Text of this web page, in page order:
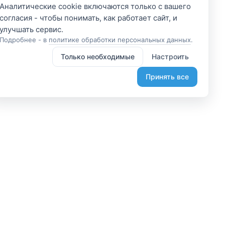
Аналитические cookie включаются только с вашего
согласия - чтобы понимать, как работает сайт, и
Подробнее - в политике обработки персональных данных.
Только необходимые Настроить
Принять все